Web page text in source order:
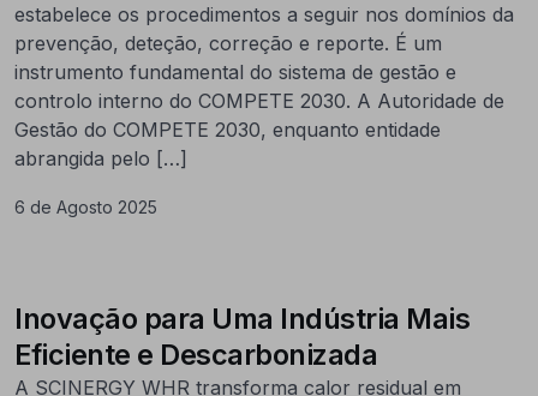
estabelece os procedimentos a seguir nos domínios da
prevenção, deteção, correção e reporte. É um
instrumento fundamental do sistema de gestão e
controlo interno do COMPETE 2030. A Autoridade de
Gestão do COMPETE 2030, enquanto entidade
abrangida pelo […]
6 de Agosto 2025
Inovação para Uma Indústria Mais
Eficiente e Descarbonizada
A SCINERGY WHR transforma calor residual em